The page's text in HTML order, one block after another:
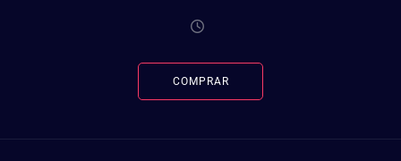
COMPRAR